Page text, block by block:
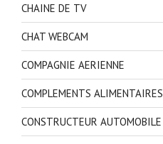
CHAINE DE TV
CHAT WEBCAM
COMPAGNIE AERIENNE
COMPLEMENTS ALIMENTAIRES
CONSTRUCTEUR AUTOMOBILE